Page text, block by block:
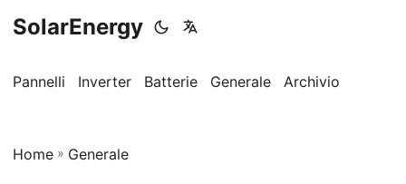
SolarEnergy
Pannelli Inverter Batterie Generale Archivio
Home » Generale